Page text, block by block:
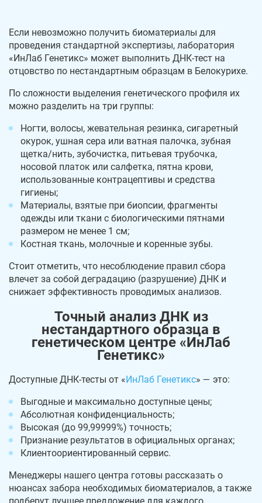
Если невозможно получить биоматериалы для
проведения стандартной экспертизы, лаборатория
«ИнЛаб Генетикс» может выполнить ДНК-тест на
отцовство по нестандартным образцам в Белокурихе.
По сложности выделения генетического профиля их
можно разделить на три группы:
Ногти, волосы, жевательная резинка, сигаретный
окурок, ушная сера или ватная палочка, зубная
щетка/нить, зубочистка, питьевая трубочка,
носовой платок или салфетка, пятна крови,
использованные контрацептивы и средства
гигиены;
Материалы, взятые при биопсии, фрагменты
одежды или ткани с биологическими пятнами
размером не менее 1 см;
Костная ткань, молочные и коренные зубы.
Стоит отметить, что несоблюдение правил сбора
влечет за собой деградацию (разрушение) ДНК и
снижает эффективность проводимых анализов.
Точный анализ ДНК из
нестандартного образца в
генетическом центре «ИнЛаб
Генетикс»
Доступные ДНК-тесты от «ИнЛаб Генетикс» — это:
Выгодные и максимально доступные цены;
Абсолютная конфиденциальность;
Высокая (до 99,99999%) точность;
Признание результатов в официальных органах;
Клиентоориентированный сервис.
Менеджеры нашего центра готовы рассказать о
нюансах забора необходимых биоматериалов, а также